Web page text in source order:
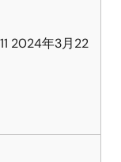
2024年3月22